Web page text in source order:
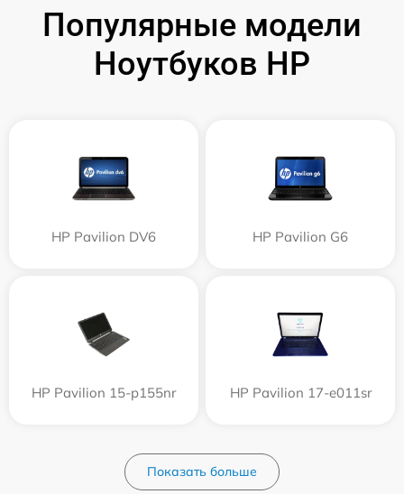
Популярные модели
Ноутбуков HP
HP Pavilion DV6 HP Pavilion G6
HP Pavilion 15-p155nr HP Pavilion 17-e011sr
Показать больше